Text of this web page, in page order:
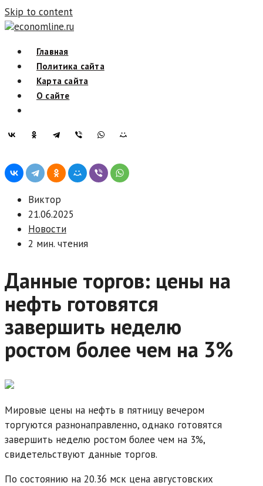
Skip to content
economline.ru
Главная
Политика сайта
Карта сайта
О сайте
Виктор
21.06.2025
Новости
2 мин. чтения
Данные торгов: цены на
нефть готовятся
завершить неделю
ростом более чем на 3%
Мировые цены на нефть в пятницу вечером
торгуются разнонаправленно, однако готовятся
завершить неделю ростом более чем на 3%,
свидетельствуют данные торгов.
По состоянию на 20.36 мск цена августовских